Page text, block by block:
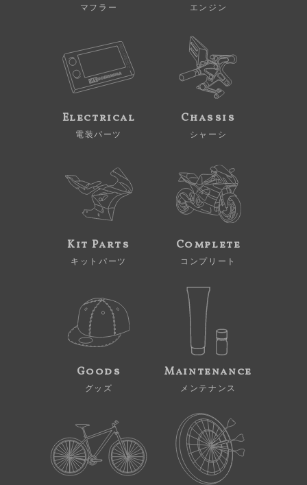
マフラー エンジン
Electrical
電装パーツ
Chassis
シャーシ
Kit Parts
キットパーツ
Complete
コンプリート
Goods
グッズ
Maintenance
メンテナンス